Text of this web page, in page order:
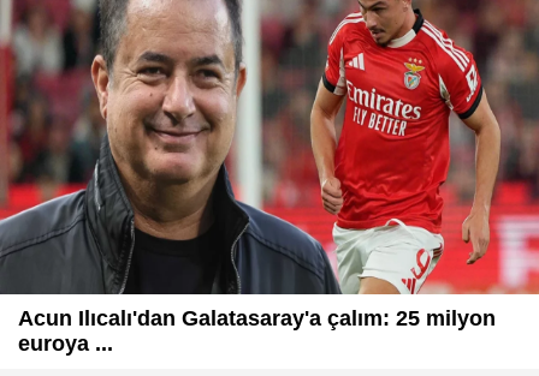
Acun Ilıcalı'dan Galatasaray'a çalım: 25 milyon
euroya ...